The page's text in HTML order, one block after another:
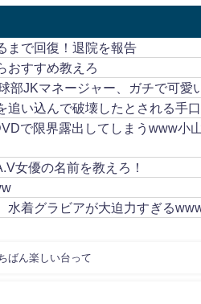
まで回復！退院を報告
おすすめ教えろ
部JKマネージャー、ガチで可愛
追い込んで破壊したとされる手
で限界露出してしまうwww小
女優の名前を教えろ！
水着グラビアが大迫力すぎる
ばん楽しい台って